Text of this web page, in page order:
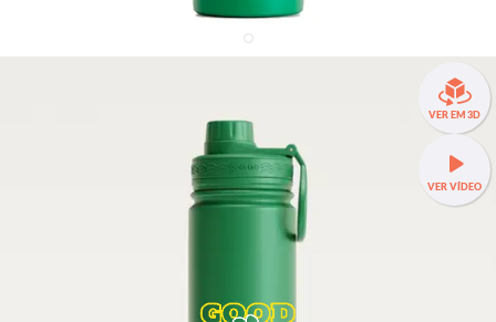
VER EM 3D
VER VÍDEO
Garrafa Térmica Fresh + Ebook - Good Day Smile
R$219,90
Garrafa Térmica Fresh a partir de R$129,90!